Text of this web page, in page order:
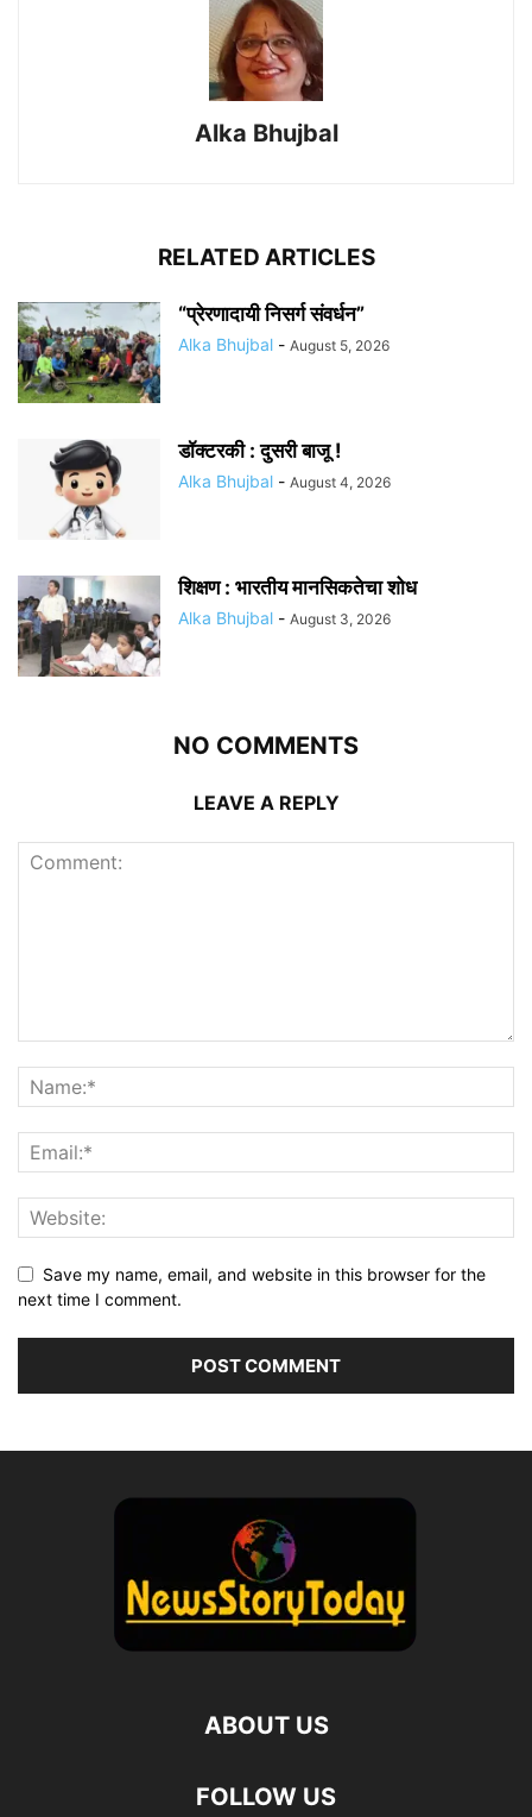
Alka Bhujbal
RELATED ARTICLES
“प्रेरणादायी निसर्ग संवर्धन”
Alka Bhujbal - August 5, 2026
डॉक्टरकी : दुसरी बाजू !
Alka Bhujbal - August 4, 2026
शिक्षण : भारतीय मानसिकतेचा शोध
Alka Bhujbal - August 3, 2026
NO COMMENTS
LEAVE A REPLY
Save my name, email, and website in this browser for the
next time I comment.
ABOUT US
FOLLOW US